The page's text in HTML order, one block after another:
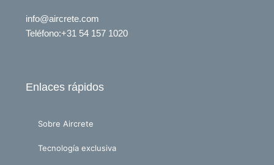
info@aircrete.com
Teléfono:+31 54 157 1020
Enlaces rápidos
Sobre Aircrete
Tecnología exclusiva